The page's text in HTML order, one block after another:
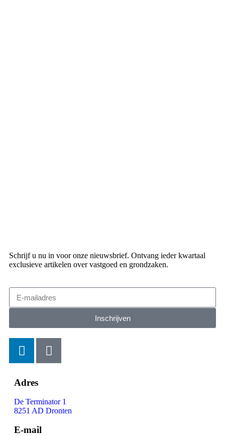
Schrijf u nu in voor onze nieuwsbrief. Ontvang ieder kwartaal
exclusieve artikelen over vastgoed en grondzaken.
Inschrijven
Adres
De Terminator 1
8251 AD Dronten
E-mail